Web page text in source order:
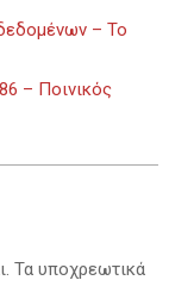
– Το
– Ποινικός
Τα υποχρεωτικά